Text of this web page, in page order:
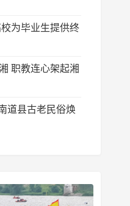
为毕业生提供终
职教连心架起湘
道县古老民俗焕